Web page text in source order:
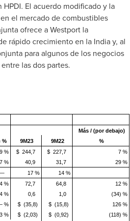
El acuerdo modificado y la
el mercado de combustibles
ofrece aWestport la
rápido crecimiento en la Indiay, al
para algunos de los negocios
las dos partes.
%
Más / (por debajo)
%
9M23
9M22
9 % $ 244,7 $ 227,7
7 %
% 40,9 31,7
29 %
17 %
14 %
% 72,7 64,8
12 %
% 0,6 1,0
(34) %
% $ (35,8) $ (15,8)
126 %
3 % $ (2,03) $ (0,92)
(118) %